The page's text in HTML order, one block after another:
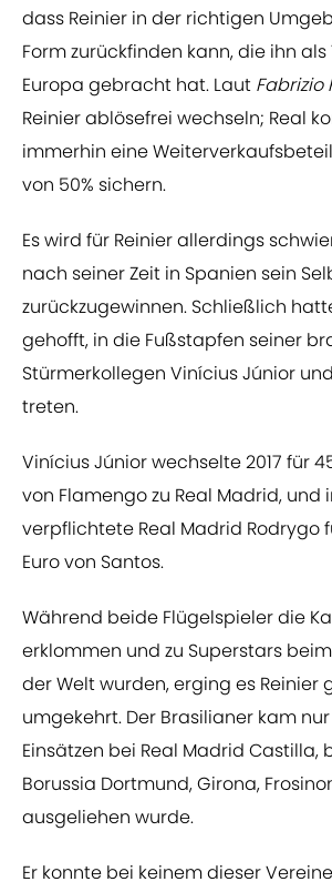
dass Reinier in der richtigen
Form zurückfinden kann, die ihn
Europa gebracht hat. Laut Fabrizio
Reinier ablösefrei wechseln; Real
immerhin eine
von 50% sichern.
Es wird für Reinier allerdings
nach seiner Zeit in Spanien sein
zurückzugewinnen. Schließlich
gehofft, in die Fußstapfen seiner
Stürmerkollegen Vinícius Júnior
treten.
Vinícius Júnior wechselte 2017 für
von Flamengo zu Real Madrid,
verpflichtete Real Madrid Rodrygo
Euro von Santos.
Während beide Flügelspieler die
erklommen und zu Superstars
der Welt wurden, erging es Reinier
umgekehrt. Der Brasilianer kam
Einsätzen bei Real Madrid Castilla,
Borussia Dortmund, Girona,
ausgeliehen wurde.
Er konnte bei keinem dieser